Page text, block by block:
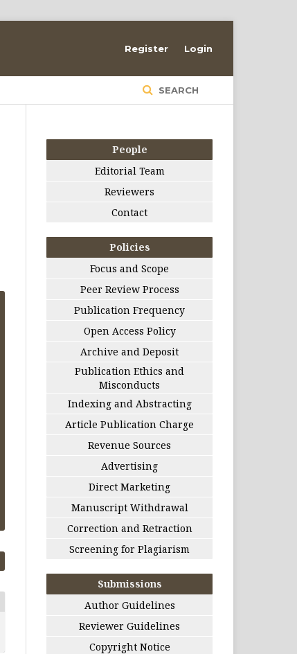
SEARCH
Register Login
People
Editorial Team
Reviewers
Contact
Policies
Focus and Scope
Peer Review Process
Publication Frequency
Open Access Policy
Archive and Deposit
Publication Ethics and
Misconducts
Indexing and Abstracting
Article Publication Charge
Revenue Sources
Advertising
Direct Marketing
Manuscript Withdrawal
Correction and Retraction
Screening for Plagiarism
Submissions
Author Guidelines
Reviewer Guidelines
Copyright Notice